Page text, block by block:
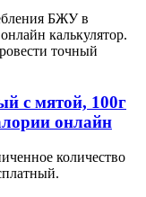
БЖУ в
калькулятор.
точный
с мятой, 100г
онлайн
количество